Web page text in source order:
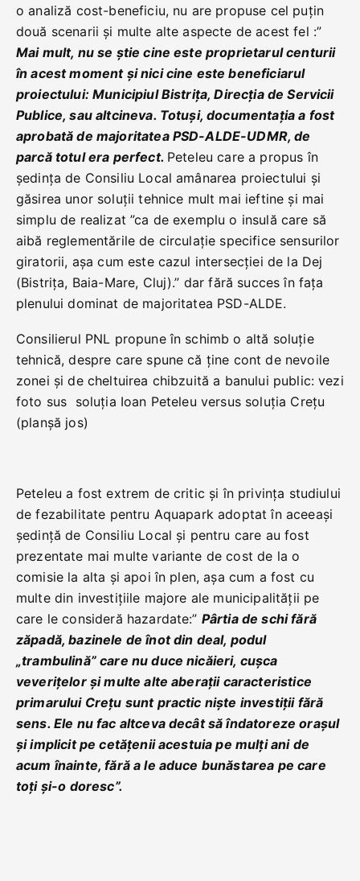
o analiză cost-beneficiu, nu are propuse cel puțin
două scenarii și multe alte aspecte de acest fel :”
Mai mult, nu se știe cine este proprietarul centurii
în acest moment și nici cine este beneficiarul
proiectului: Municipiul Bistrița, Direcția de Servicii
Publice, sau altcineva. Totuși, documentația a fost
aprobată de majoritatea PSD-ALDE-UDMR, de
parcă totul era perfect. Peteleu care a propus în
ședința de Consiliu Local amânarea proiectului și
găsirea unor soluții tehnice mult mai ieftine și mai
simplu de realizat ”ca de exemplu o insulă care să
aibă reglementările de circulație specifice sensurilor
giratorii, așa cum este cazul intersecției de la Dej
(Bistrița, Baia-Mare, Cluj).” dar fără succes în fața
plenului dominat de majoritatea PSD-ALDE.
Consilierul PNL propune în schimb o altă soluție
tehnică, despre care spune că ține cont de nevoile
zonei și de cheltuirea chibzuită a banului public: vezi
foto sus soluția Ioan Peteleu versus soluția Crețu
(planșă jos)
Peteleu a fost extrem de critic și în privința studiului
de fezabilitate pentru Aquapark adoptat în aceeași
ședință de Consiliu Local și pentru care au fost
prezentate mai multe variante de cost de la o
comisie la alta și apoi în plen, așa cum a fost cu
multe din investițiile majore ale municipalității pe
care le consideră hazardate:” Pârtia de schi fără
zăpadă, bazinele de înot din deal, podul
„trambulină” care nu duce nicăieri, cușca
veverițelor și multe alte aberații caracteristice
primarului Crețu sunt practic niște investiții fără
sens. Ele nu fac altceva decât să îndatoreze orașul
și implicit pe cetățenii acestuia pe mulți ani de
acum înainte, fără a le aduce bunăstarea pe care
toți și-o doresc”.